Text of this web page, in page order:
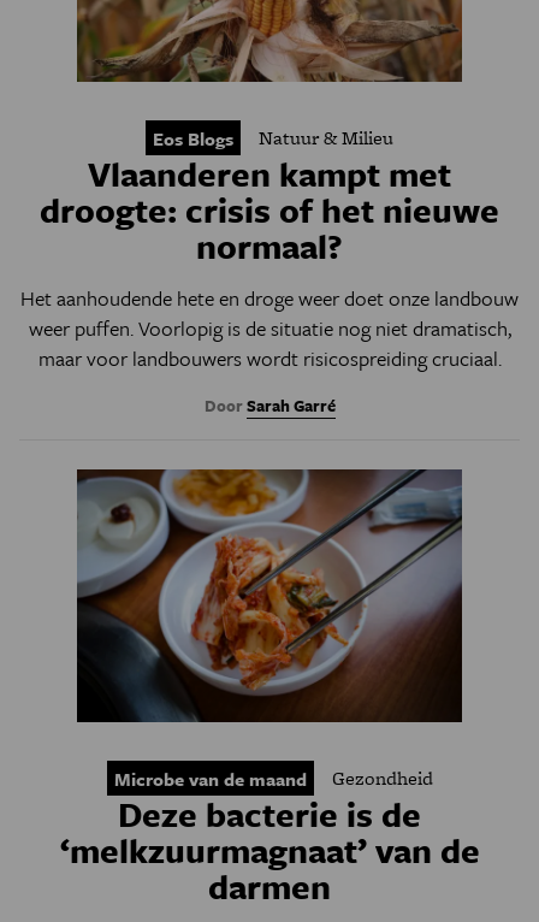
Eos Blogs Natuur & Milieu
Vlaanderen kampt met
droogte: crisis of het nieuwe
normaal?
Het aanhoudende hete en droge weer doet onze landbouw
weer puffen. Voorlopig is de situatie nog niet dramatisch,
maar voor landbouwers wordt risicospreiding cruciaal.
DoorSarah Garré
Microbe van de maand Gezondheid
Deze bacterie is de
‘melkzuurmagnaat’ van de
darmen